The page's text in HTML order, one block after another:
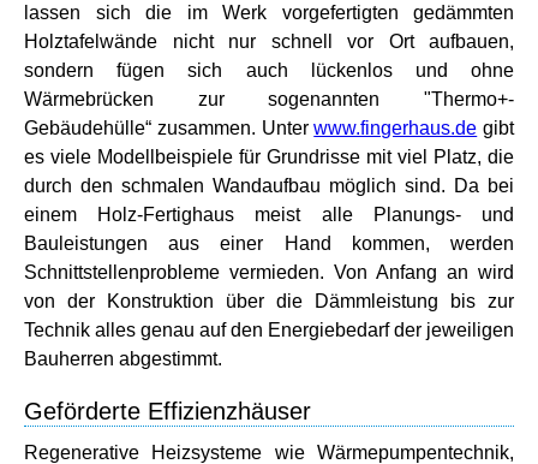
lassen sich die im Werk vorgefertigten gedämmten
Holztafelwände nicht nur schnell vor Ort aufbauen,
sondern fügen sich auch lückenlos und ohne
Wärmebrücken zur sogenannten "Thermo+-
Gebäudehülle“ zusammen. Unterwww.fingerhaus.de gibt
es viele Modellbeispiele für Grundrisse mit viel Platz, die
durch den schmalen Wandaufbau möglich sind. Da bei
einem Holz-Fertighaus meist alle Planungs- und
Bauleistungen aus einer Hand kommen, werden
Schnittstellenprobleme vermieden. Von Anfang an wird
von der Konstruktion über die Dämmleistung bis zur
Technik alles genau auf den Energiebedarf der jeweiligen
Bauherren abgestimmt.
Geförderte Effizienzhäuser
Regenerative Heizsysteme wie Wärmepumpentechnik,